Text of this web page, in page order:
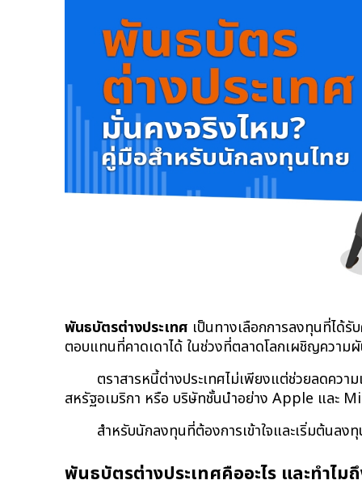
พันธบัตรต่างประเทศ เป็นทางเลือกการลงทุนที่ได้
ตอบแทนที่คาดเดาได้ ในช่วงที่ตลาดโลกเผชิญความ
ตราสารหนี้ต่างประเทศไม่เพียงแต่ช่วยลดควา
สหรัฐอเมริกา หรือ บริษัทชั้นนำอย่าง Apple และ
สำหรับนักลงทุนที่ต้องการเข้าใจและเริ่มต้นล
พันธบัตรต่างประเทศคืออะไร และทำไม